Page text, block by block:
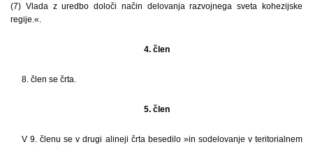
(7) Vlada z uredbo določi način delovanja razvojnega sveta kohezijske
regije.«.
4. člen
8. člen se črta.
5. člen
V 9. členu se v drugi alineji črta besedilo »in sodelovanje v teritorialnem